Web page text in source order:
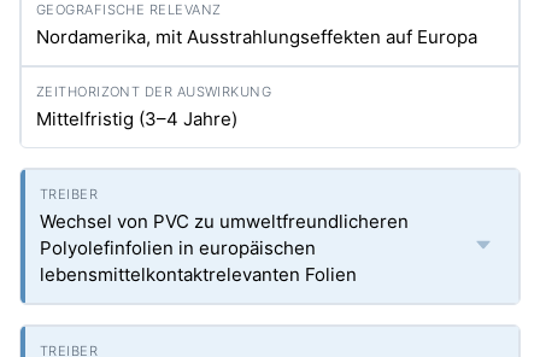
Nordamerika, mit Ausstrahlungseffekten auf Europa
Mittelfristig (3–4 Jahre)
Wechsel von PVC zu umweltfreundlicheren
Polyolefinfolien in europäischen
lebensmittelkontaktrelevanten Folien